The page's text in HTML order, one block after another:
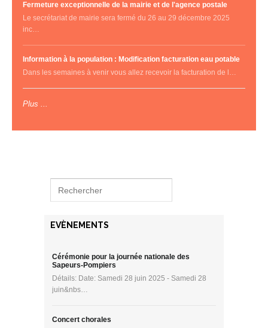
Fermeture exceptionnelle de la mairie et de l'agence postale
Le secrétariat de mairie sera fermé du 26 au 29 décembre 2025
inc…
Information à la population : Modification facturation eau potable
Dans les semaines à venir vous allez recevoir la facturation de l…
Plus ...
EVÈNEMENTS
Cérémonie pour la journée nationale des
Sapeurs-Pompiers
Détails: Date: Samedi 28 juin 2025 - Samedi 28
juin&nbs…
Concert chorales